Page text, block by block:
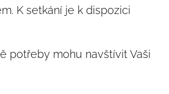
K setkání je k dispozici
potřeby mohu navštívit Vaši